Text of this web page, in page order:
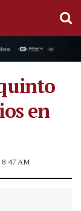
en
8:47 AM